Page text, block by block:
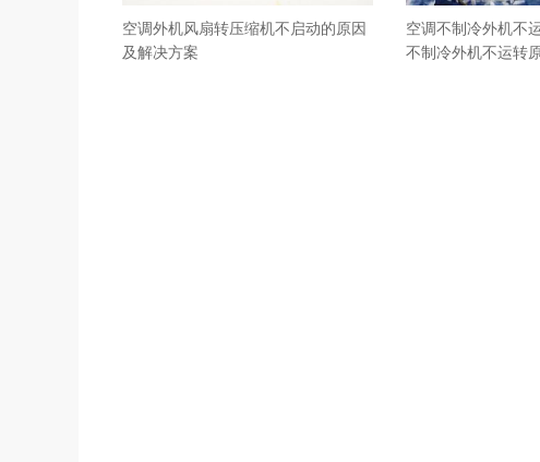
空调外机风扇转压缩机不启动的原因
及解决方案
空调不制冷外机不
不制冷外机不运转